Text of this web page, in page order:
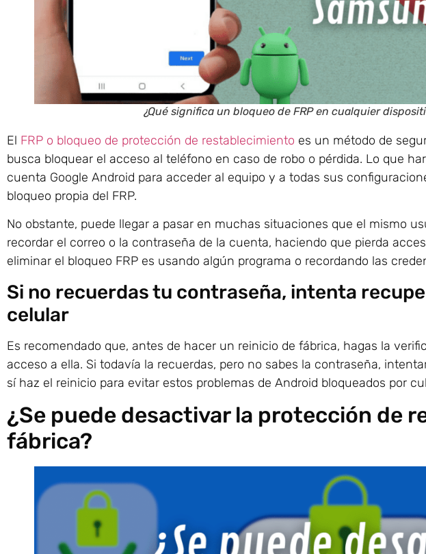
¿Qué significa un bloqueo de FRP en cualquier
El FRP o bloqueo de protección de restablecimiento es un método de
busca bloquear el acceso al teléfono en caso de robo o pérdida. Lo que
cuenta Google Android para acceder al equipo y a todas sus
bloqueo propia del FRP.
No obstante, puede llegar a pasar en muchas situaciones que el mismo
recordar el correo o la contraseña de la cuenta, haciendo que pierda
eliminar el bloqueo FRP es usando algún programa o recordando las
Si no recuerdas tu contraseña, intenta
celular
Es recomendado que, antes de hacer un reinicio de fábrica, hagas la
acceso a ella. Si todavía la recuerdas, pero no sabes la contraseña,
sí haz el reinicio para evitar estos problemas de Android bloqueados por
¿Se puede desactivar la protección de
fábrica?